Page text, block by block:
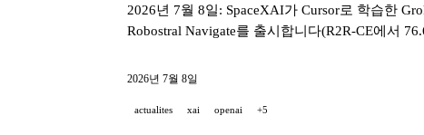
2026년 7월 8일: SpaceXAI가 Cursor로 학습한
Robostral Navigate를 출시합니다(R2R-CE에서
2026년 7월 8일
actualites xai openai +5